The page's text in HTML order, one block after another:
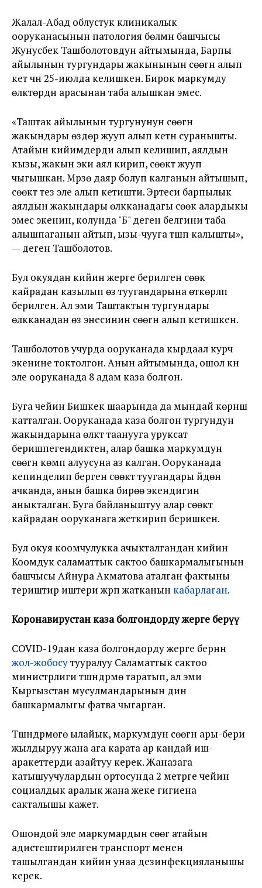
Жалал-Абад облустук клиникалык
ооруканасынын патология бөлүмүн башчысы
Жунусбек Ташболотовдун айтымында, Барпы
айылынын тургундары жакынынын сөөгүн алып
кетүү үчүн 25-июлда келишкен. Бирок маркумду
өлүктөрдүн арасынан таба алышкан эмес.
«Таштак айылынын тургунунун сөөгүн
жакындары өздөрү жууп алып кетүүнү суранышты.
Атайын кийимдерди алып келишип, аялдын
кызы, жакын эки аял кирип, сөөктү жууп
чыгышкан. Мүрзө даяр болуп калганын айтышып,
сөөктү тез эле алып кетишти. Эртеси барпылык
аялдын жакындары өлүкканадагы сөөк алардыкы
эмес экенин, колунда "Б" деген белгини таба
алышпаганын айтып, ызы-чууга түшүп калышты»,
— деген Ташболотов.
Бул окуядан кийин жерге берилген сөөк
кайрадан казылып өз туугандарына өткөрүлүп
берилген. Ал эми Таштактын тургундары
өлүкканадан өз энесинин сөөгүн алып кетишкен.
Ташболотов учурда ооруканада кырдаал курч
экенине токтолгон. Анын айтымында, ошол күнү
эле ооруканада 8 адам каза болгон.
Буга чейин Бишкек шаарында да мындай көрүнүш
катталган. Ооруканада каза болгон тургундун
жакындарына өлүктү таанууга уруксат
беришпегендиктен, алар башка маркумдун
сөөгүн көмүп алуусуна аз калган. Ооруканада
кепинделип берген сөөктү туугандары үйдөн
ачканда, анын башка бирөө экендигин
аныкталган. Буга байланыштуу алар сөөктү
кайрадан ооруканага жеткирип беришкен.
Бул окуя коомчулукка ачыкталгандан кийин
Коомдук саламаттык сактоо башкармалыгынын
башчысы Айнура Акматова аталган фактыны
териштирүү иштери жүрүп жатканын кабарлаган.
Коронавирустан каза болгондорду жерге берүү
COVID-19дан каза болгондорду жерге берүүнүн
жол-жобосутууралуу Саламаттык сактоо
министрлиги түшүндүрмө таратып, ал эми
Кыргызстан мусулмандарынын дин
башкармалыгы фатва чыгарган.
Түшүндүрмөгө ылайык, маркумдун сөөгүн ары-бери
жылдыруу жана ага карата ар кандай иш-
аракеттерди азайтуу керек. Жаназага
катышуучулардын ортосунда 2 метрге чейин
социалдык аралык жана жеке гигиена
сакталышы кажет.
Ошондой эле маркумардын сөөгү атайын
адистештирилген транспорт менен
ташылгандан кийин унаа дезинфекцияланышы
керек.